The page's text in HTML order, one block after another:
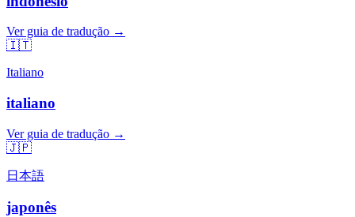
Ver guia de tradução →
🇮🇹
Italiano
italiano
Ver guia de tradução →
🇯🇵
日本語
japonês